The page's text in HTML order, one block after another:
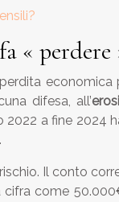
«
difesa, all’
a fine 2024
Il conto
cifra come